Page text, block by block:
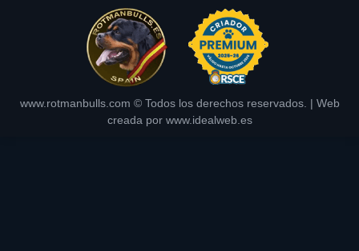
www.rotmanbulls.com © Todos los derechos reservados. | Web
creada por www.idealweb.es